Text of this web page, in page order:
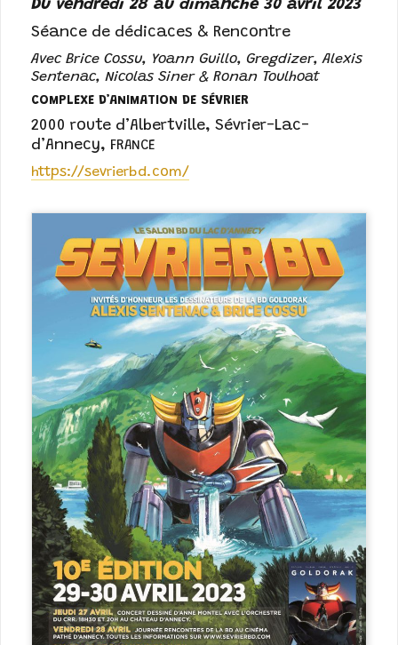
Du vendredi 28 au dimanche 30 avril 2023
Séance de dédicaces & Rencontre
Avec Brice Cossu, Yoann Guillo, Gregdizer, Alexis
Sentenac, Nicolas Siner & Ronan Toulhoat
COMPLEXE D’ANIMATION DE SÉVRIER
2000 route d’Albertville,Sévrier-Lac-
d’Annecy, FRANCE
https://sevrierbd.com/